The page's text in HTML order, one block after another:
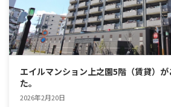
エイルマンション上之園5階（賃貸）
た。
2026年2月20日